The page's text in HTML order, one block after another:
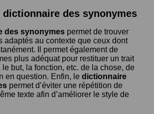
dictionnaire des synonymes
des synonymes permet de trouver
adaptés au contexte que ceux dont
Il permet également de
plus adéquat pour restituer un trait
but, la fonction, etc. de la chose, de
en question. Enfin, le dictionnaire
permet d’éviter une répétition de
texte afin d’améliorer le style de